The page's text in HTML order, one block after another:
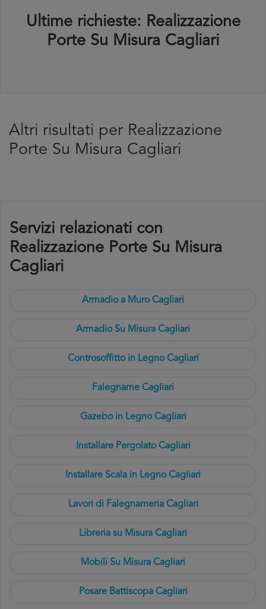
Ultime richieste: Realizzazione
Porte Su Misura Cagliari
Altri risultati per Realizzazione
Porte Su Misura Cagliari
Servizi relazionati con
Realizzazione Porte Su Misura
Cagliari
Armadio a Muro Cagliari
Armadio Su Misura Cagliari
Controsoffitto in Legno Cagliari
Falegname Cagliari
Gazebo in Legno Cagliari
Installare Pergolato Cagliari
Installare Scala in Legno Cagliari
Lavori di Falegnameria Cagliari
Libreria su Misura Cagliari
Mobili Su Misura Cagliari
Posare Battiscopa Cagliari